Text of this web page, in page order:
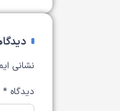
نشانی
دیدگاه *